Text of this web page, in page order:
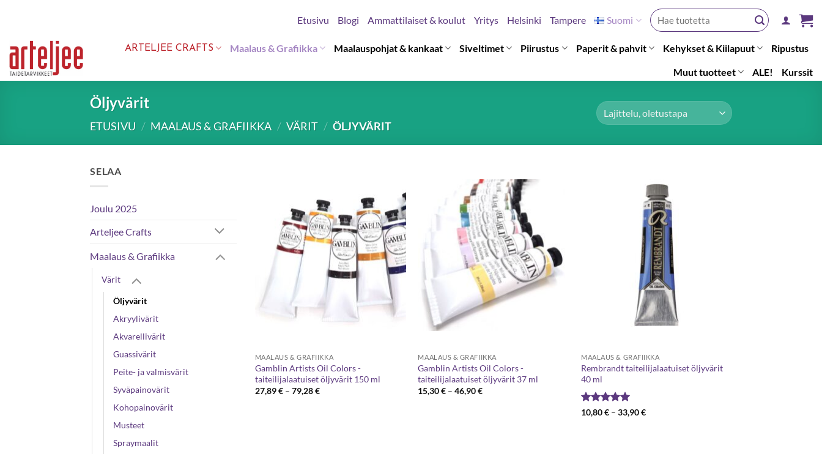
content
Etusivu Blogi Ammattilaiset & koulut Yritys Helsinki Tampere Suomi
Etsi:
ARTELJEE CRAFTS Maalaus & Grafiikka Maalauspohjat & kankaat Siveltimet Piirustus Paperit & pahvit Kehykset & Kiilapuut Ripustus
Muut tuotteet ALE! Kurssit
Öljyvärit
ETUSIVU / MAALAUS & GRAFIIKKA / VÄRIT / ÖLJYVÄRIT
SELAA
Joulu 2025
Arteljee Crafts
Maalaus & Grafiikka
Värit
Öljyvärit
Akryylivärit
Akvarellivärit
Guassivärit
Peite- ja valmisvärit
Syväpainovärit
Kohopainovärit
Musteet
Spraymaalit
MAALAUS & GRAFIIKKA
Gamblin Artists Oil Colors -
taiteilijalaatuiset öljyvärit 150 ml
27,89€ – 79,28€Hintaluokka:
MAALAUS & GRAFIIKKA
Gamblin Artists Oil Colors -
taiteilijalaatuiset öljyvärit 37 ml
15,30€ – 46,90€Hintaluokka:
MAALAUS & GRAFIIKKA
Rembrandt taiteilijalaatuiset öljyvärit
40 ml
Arvostelu
10,80€ – 33,90€Hintaluokka: